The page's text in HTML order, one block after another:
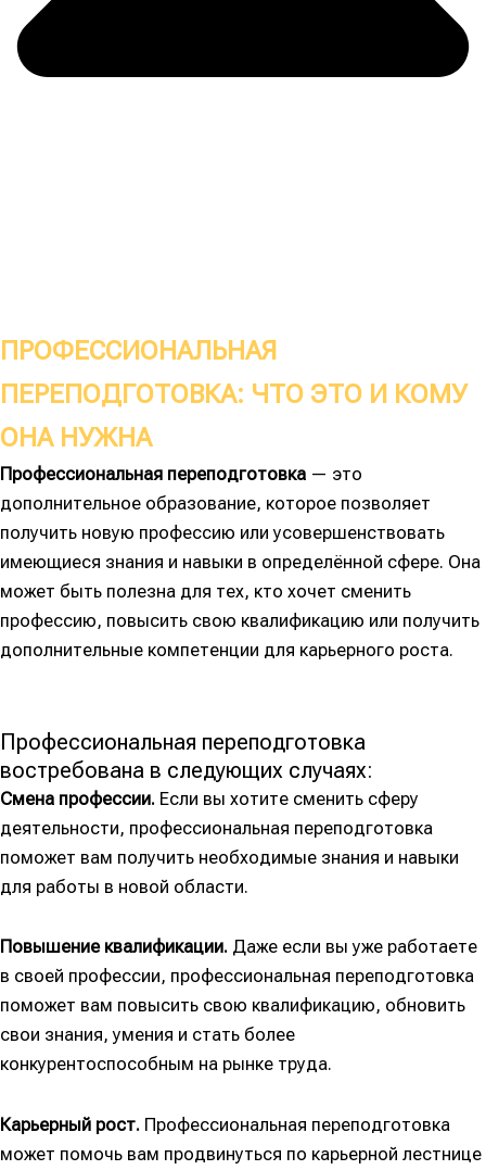
ПРОФЕССИОНАЛЬНАЯ
ПЕРЕПОДГОТОВКА: ЧТО ЭТО И КОМУ
ОНА НУЖНА
Профессиональная переподготовка — это
дополнительное образование, которое позволяет
получить новую профессию или усовершенствовать
имеющиеся знания и навыки в определённой сфере. Она
может быть полезна для тех, кто хочет сменить
профессию, повысить свою квалификацию или получить
дополнительные компетенции для карьерного роста.
Профессиональная переподготовка
востребована в следующих случаях:
Смена профессии. Если вы хотите сменить сферу
деятельности, профессиональная переподготовка
поможет вам получить необходимые знания и навыки
для работы в новой области.
Повышение квалификации. Даже если вы уже работаете
в своей профессии, профессиональная переподготовка
поможет вам повысить свою квалификацию, обновить
свои знания, умения и стать более
конкурентоспособным на рынке труда.
Карьерный рост. Профессиональная переподготовка
может помочь вам продвинуться по карьерной лестнице